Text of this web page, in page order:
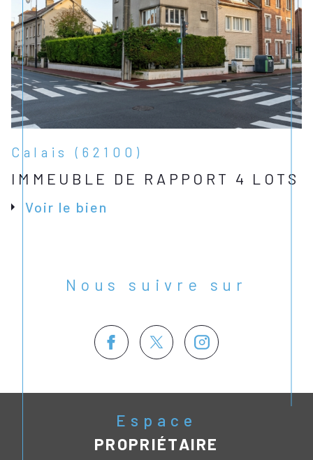
Calais (62100)
IMMEUBLE DE RAPPORT 4 LOTS
Voir le bien
Nous suivre sur
Espace
PROPRIÉTAIRE